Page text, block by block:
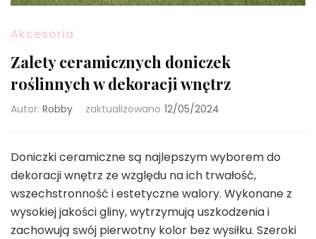
Akcesoria
Zalety ceramicznych doniczek
roślinnych w dekoracji wnętrz
Autor: Robby zaktualizowano 12/05/2024
Doniczki ceramiczne są najlepszym wyborem do
dekoracji wnętrz ze względu na ich trwałość,
wszechstronność i estetyczne walory. Wykonane z
wysokiej jakości gliny, wytrzymują uszkodzenia i
zachowują swój pierwotny kolor bez wysiłku. Szeroki